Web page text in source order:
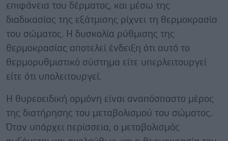
επιφάνεια του δέρματος, και μέσω της
διαδικασίας της εξάτμισης ρίχνει τη θερμοκρασία
του σώματος. Η δυσκολία ρύθμισης της
θερμοκρασίας αποτελεί ένδειξη ότι αυτό το
θερμορυθμιστικό σύστημα είτε υπερλειτουργεί
είτε ότι υπολειτουργεί.
Η θυρεοειδική ορμόνη είναι αναπόσπαστο μέρος
της διατήρησης του μεταβολισμού του σώματος.
Όταν υπάρχει περίσσεια, ο μεταβολισμός